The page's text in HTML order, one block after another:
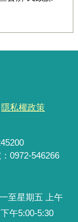
隱私權政策
0972-546266
至星期五 上午
午5:00-5:30